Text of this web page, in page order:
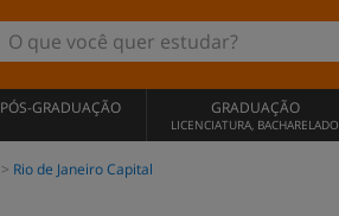
PÓS-GRADUAÇÃO GRADUAÇÃO
LICENCIATURA, BACHARELADO
Rio de Janeiro Capital